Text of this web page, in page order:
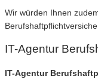
Wir würden Ihnen
IT-Agentur
IT-Agentur